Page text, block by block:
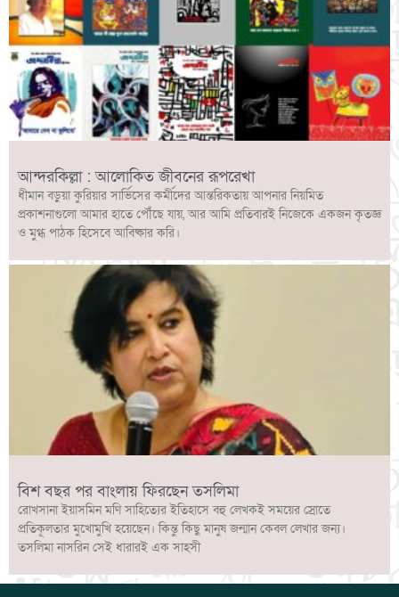
আন্দরকিল্লা : আলোকিত জীবনের রূপরেখা
ধীমান বড়ুয়া কুরিয়ার সার্ভিসের কর্মীদের আন্তরিকতায় আপনার নিয়মিত
প্রকাশনাগুলো আমার হাতে পৌঁছে যায়, আর আমি প্রতিবারই নিজেকে একজন কৃতজ্ঞ
ও মুগ্ধ পাঠক হিসেবে আবিষ্কার করি।
বিশ বছর পর বাংলায় ফিরছেন তসলিমা
রোখসানা ইয়াসমিন মণি সাহিত্যের ইতিহাসে বহু লেখকই সময়ের স্রোতে
প্রতিকূলতার মুখোমুখি হয়েছেন। কিন্তু কিছু মানুষ জন্মান কেবল লেখার জন্য।
তসলিমা নাসরিন সেই ধারারই এক সাহসী